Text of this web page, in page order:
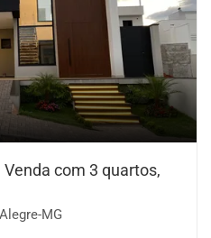
com 3 quartos,
MG